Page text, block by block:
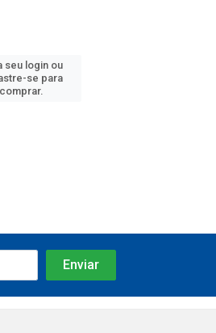
seu login ou
se para
comprar.